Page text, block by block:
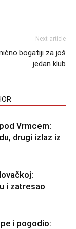
Next article
bogatiji za još
jedan klub
Vrmcem:
drugi izlaz iz
i zatresao
i pogodio: